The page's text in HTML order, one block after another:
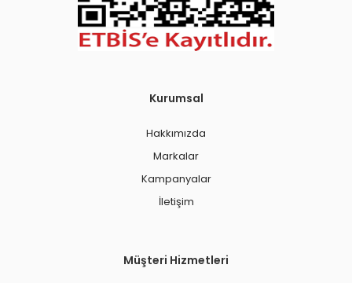
Kurumsal
Hakkımızda
Markalar
Kampanyalar
İletişim
Müşteri Hizmetleri